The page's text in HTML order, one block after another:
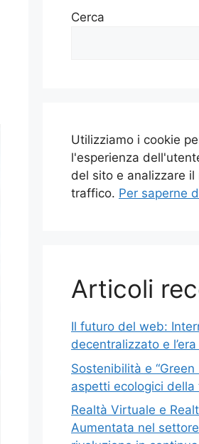
Cerca
Utilizziamo i cookie
l'esperienza
del sito e analizzare il
traffico. Per saperne
Articoli
Il futuro del web:
decentralizzato e
Sostenibilità e “Green
aspetti ecologici della
Realtà Virtuale e
Aumentata nel